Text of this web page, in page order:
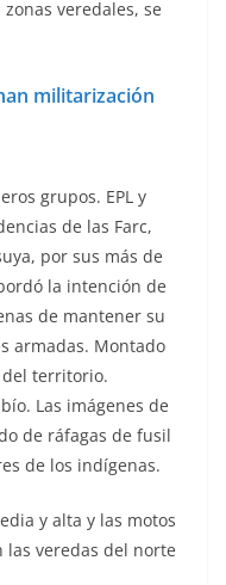
veredales, se
militarización
grupos. EPL y
de las Farc,
por sus más de
la intención de
de mantener su
armadas. Montado
del territorio.
Las imágenes de
de ráfagas de fusil
de los indígenas.
y alta y las motos
veredas del norte